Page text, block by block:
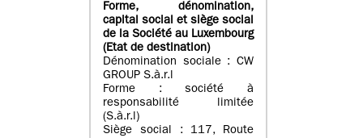
Forme, dénomination,
capital social et siège social
de la Société au Luxembourg
(Etat de destination)
Dénomination sociale : CW
GROUP S.à.r.l
Forme : société à
responsabilité limitée
(S.à.r.l)
Siège social : 117, Route